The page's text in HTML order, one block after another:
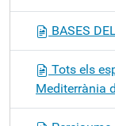
BASES
Tots els
Mediterrània